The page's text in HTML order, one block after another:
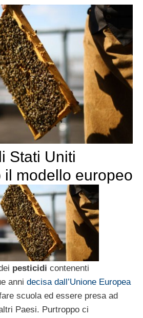
Stati Uniti
il modello europeo
pesticidi contenenti
anni decisa dall’Unione Europea
scuola ed essere presa ad
Paesi. Purtroppo ci